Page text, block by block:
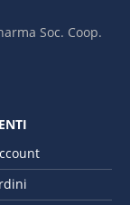
Soc. Coop.